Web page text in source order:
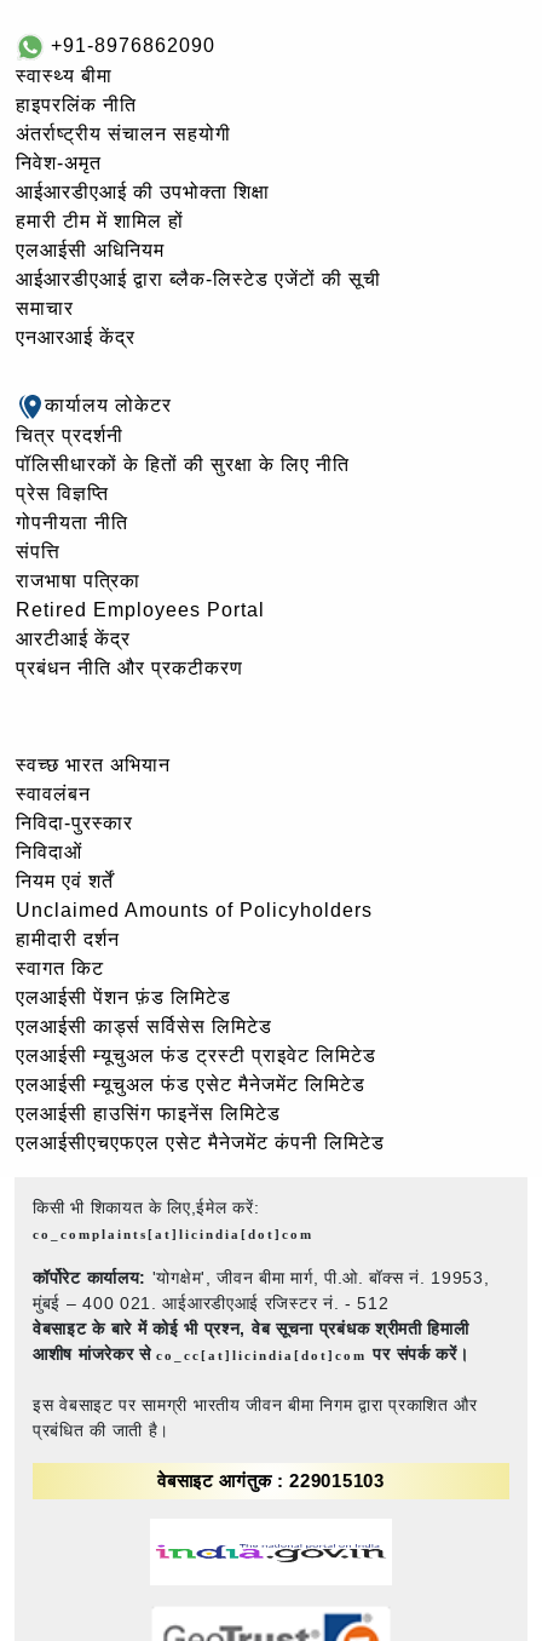
+91-8976862090
स्वास्थ्य बीमा
हाइपरलिंक नीति
अंतर्राष्ट्रीय संचालन सहयोगी
निवेश-अमृत
आईआरडीएआई की उपभोक्ता शिक्षा
हमारी टीम में शामिल हों
एलआईसी अधिनियम
आईआरडीएआई द्वारा ब्लैक-लिस्टेड एजेंटों की सूची
समाचार
एनआरआई केंद्र
कार्यालय लोकेटर
चित्र प्रदर्शनी
पॉलिसीधारकों के हितों की सुरक्षा के लिए नीति
प्रेस विज्ञप्ति
गोपनीयता नीति
संपत्ति
राजभाषा पत्रिका
Retired Employees Portal
आरटीआई केंद्र
प्रबंधन नीति और प्रकटीकरण
स्वच्छ भारत अभियान
स्वावलंबन
निविदा-पुरस्कार
निविदाओं
नियम एवं शर्तें
Unclaimed Amounts of Policyholders
हामीदारी दर्शन
स्वागत किट
एलआईसी पेंशन फ़ंड लिमिटेड
एलआईसी कार्ड्स सर्विसेस लिमिटेड
एलआईसी म्यूचुअल फंड ट्रस्टी प्राइवेट लिमिटेड
एलआईसी म्यूचुअल फंड एसेट मैनेजमेंट लिमिटेड
एलआईसी हाउसिंग फाइनेंस लिमिटेड
एलआईसीएचएफएल एसेट मैनेजमेंट कंपनी लिमिटेड
किसी भी शिकायत के लिए,ईमेल करें:
co_complaints[at]licindia[dot]com
कॉर्पोरेट कार्यालय: 'योगक्षेम', जीवन बीमा मार्ग, पी.ओ. बॉक्स नं. 19953,
मुंबई – 400 021. आईआरडीएआई रजिस्टर नं. - 512
वेबसाइट के बारे में कोई भी प्रश्न, वेब सूचना प्रबंधक श्रीमती हिमाली
आशीष मांजरेकर सेco_cc[at]licindia[dot]comपर संपर्क करें।
इस वेबसाइट पर सामग्री भारतीय जीवन बीमा निगम द्वारा प्रकाशित और
प्रबंधित की जाती है।
वेबसाइट आगंतुक : 229015103